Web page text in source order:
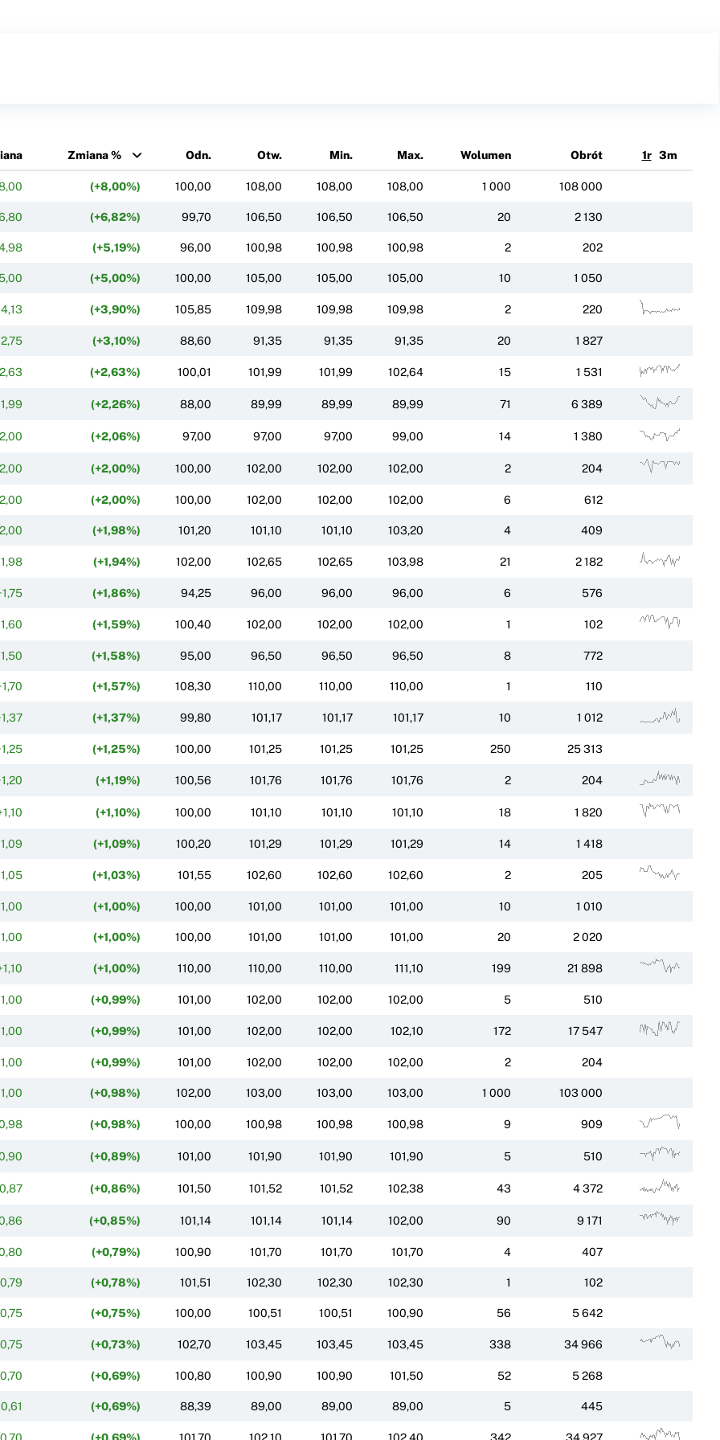
Zmiana % Odn. Otw. Min. Max. Wolumen Obrót 1r 3m
(+8,00%) 100,00 108,00 108,00 108,00 1 000 108 000
(+6,82%) 99,70 106,50 106,50 106,50 20 2 130
(+5,19%) 96,00 100,98 100,98 100,98 2 202
(+5,00%) 100,00 105,00 105,00 105,00 10 1 050
(+3,90%) 105,85 109,98 109,98 109,98 2 220
(+3,10%) 88,60 91,35 91,35 91,35 20 1 827
(+2,63%) 100,01 101,99 101,99 102,64 15 1 531
(+2,26%) 88,00 89,99 89,99 89,99 71 6 389
(+2,06%) 97,00 97,00 97,00 99,00 14 1 380
(+2,00%) 100,00 102,00 102,00 102,00 2 204
(+2,00%) 100,00 102,00 102,00 102,00 6 612
(+1,98%) 101,20 101,10 101,10 103,20 4 409
(+1,94%) 102,00 102,65 102,65 103,98 21 2 182
(+1,86%) 94,25 96,00 96,00 96,00 6 576
(+1,59%) 100,40 102,00 102,00 102,00 1 102
(+1,58%) 95,00 96,50 96,50 96,50 8 772
(+1,57%) 108,30 110,00 110,00 110,00 1 110
(+1,37%) 99,80 101,17 101,17 101,17 10 1 012
(+1,25%) 100,00 101,25 101,25 101,25 250 25 313
(+1,19%) 100,56 101,76 101,76 101,76 2 204
(+1,10%) 100,00 101,10 101,10 101,10 18 1 820
(+1,09%) 100,20 101,29 101,29 101,29 14 1 418
(+1,03%) 101,55 102,60 102,60 102,60 2 205
(+1,00%) 100,00 101,00 101,00 101,00 10 1 010
(+1,00%) 100,00 101,00 101,00 101,00 20 2 020
(+1,00%) 110,00 110,00 110,00 111,10 199 21 898
(+0,99%) 101,00 102,00 102,00 102,00 5 510
(+0,99%) 101,00 102,00 102,00 102,10 172 17 547
(+0,99%) 101,00 102,00 102,00 102,00 2 204
(+0,98%) 102,00 103,00 103,00 103,00 1 000 103 000
(+0,98%) 100,00 100,98 100,98 100,98 9 909
(+0,89%) 101,00 101,90 101,90 101,90 5 510
(+0,86%) 101,50 101,52 101,52 102,38 43 4 372
(+0,85%) 101,14 101,14 101,14 102,00 90 9 171
(+0,79%) 100,90 101,70 101,70 101,70 4 407
(+0,78%) 101,51 102,30 102,30 102,30 1 102
(+0,75%) 100,00 100,51 100,51 100,90 56 5 642
(+0,73%) 102,70 103,45 103,45 103,45 338 34 966
(+0,69%) 100,80 100,90 100,90 101,50 52 5 268
(+0,69%) 88,39 89,00 89,00 89,00 5 445
(+0,69%) 101,70 102,10 101,70 102,40 342 34 927